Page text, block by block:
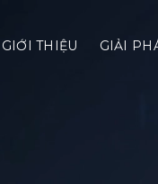
GIỚI THIỆU GIẢI